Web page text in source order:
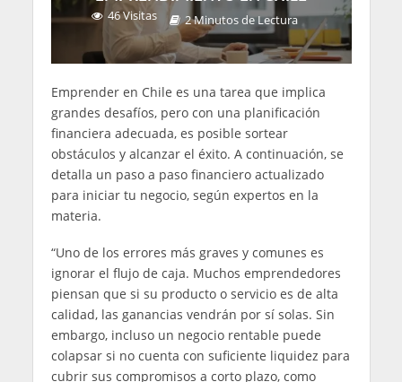
46 Visitas
2 Minutos de Lectura
Emprender en Chile es una tarea que implica
grandes desafíos, pero con una planificación
financiera adecuada, es posible sortear
obstáculos y alcanzar el éxito. A continuación, se
detalla un paso a paso financiero actualizado
para iniciar tu negocio, según expertos en la
materia.
“Uno de los errores más graves y comunes es
ignorar el flujo de caja. Muchos emprendedores
piensan que si su producto o servicio es de alta
calidad, las ganancias vendrán por sí solas. Sin
embargo, incluso un negocio rentable puede
colapsar si no cuenta con suficiente liquidez para
cubrir sus compromisos a corto plazo, como